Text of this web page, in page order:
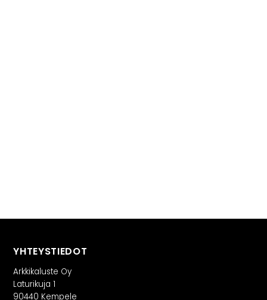
YHTEYSTIEDOT
Arkkikaluste Oy
Laturikuja 1
90440 Kempele